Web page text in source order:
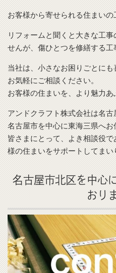
お客様から寄せられる住まいの
リフォームと聞くと大きな工
せんが、傷ひとつを修繕する工
当社は、小さなお困りごとにも
お気軽にご相談ください。
お客様の住まいを、より魅力あ
アンドクラフト株式会社は名古
名古屋市を中心に東海三県へお
皆さまにとって、よき相談役
様の住まいをサポートしてまい
名古屋市北区を中心
おり